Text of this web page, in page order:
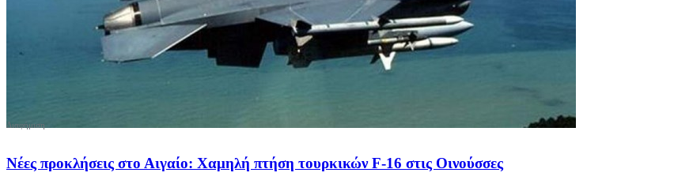
Νέες προκλήσεις στο Αιγαίο: Χαμηλή πτήση τουρκικών F-16 στις Οινούσσες